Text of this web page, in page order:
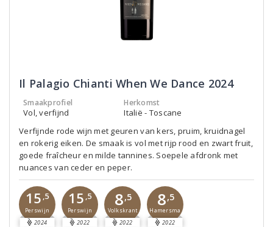
Il Palagio Chianti When We Dance 2024
Smaakprofiel
Vol, verfijnd
Herkomst
Italië - Toscane
Verfijnde rode wijn met geuren van kers, pruim, kruidnagel
en rokerig eiken. De smaak is vol met rijp rood en zwart fruit,
goede fraîcheur en milde tannines. Soepele afdronk met
nuances van ceder en peper.
15 ,5
Perswijn
2024
15 ,5
Perswijn
2022
8,5
Volkskrant
2022
8,5
Hamersma
2022